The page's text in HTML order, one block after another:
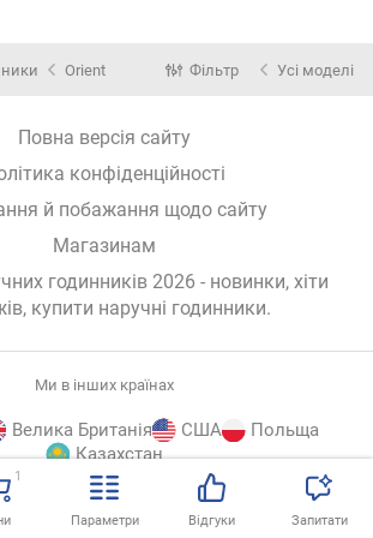
1
Параметри Відгуки Запитати
Orient Фільтр Усі моделі
Повна версія сайту
конфіденційності
й побажання щодо сайту
Магазинам
годинників 2026 - новинки, хіти
купити наручні годинники.
Ми в інших країнах
Велика Британія США
Польща
Казахстан
ВГОРУ